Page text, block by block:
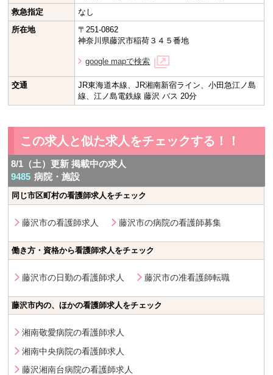
救急指定
なし
所在地
〒251-0862
神奈川県藤沢市稲荷３４５番地
google mapで検索
交通
JR東海道本線、JR湘南新宿ライン、小田急江ノ島
線、江ノ島電鉄線 藤沢 バス 20分
この求人と似た求人をチェックする！！
8/1（土）更新 掲載中の求人
9485 病院・施設
同じ市区町村の看護師求人をチェック
藤沢市の看護師求人 藤沢市の病院の看護師募集
働き方・資格から看護師求人をチェック
藤沢市の日勤の看護師求人 藤沢市の准看護師転職
藤沢市内の、ほかの看護師求人をチェック
湘南敬愛病院の看護師求人
湘南中央病院の看護師求人
藤沢湘南台病院の看護師求人